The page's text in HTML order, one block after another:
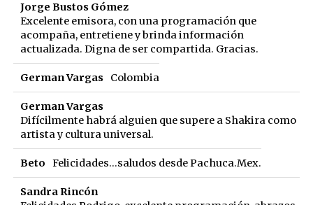
Jorge Bustos Gómez
Excelente emisora, con una programación que
acompaña, entretiene y brinda información
actualizada. Digna de ser compartida. Gracias.
German Vargas Colombia
German Vargas
Difícilmente habrá alguien que supere a Shakira como
artista y cultura universal.
Beto Felicidades...saludos desde Pachuca.Mex.
Sandra Rincón